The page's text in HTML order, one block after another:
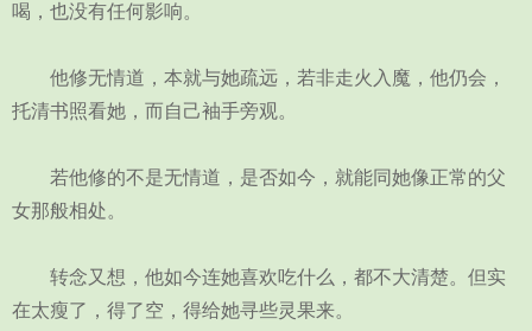
喝，也没有任何影响。
他修无情道，本就与她疏远，若非走火入魔，他仍会，
托清书照看她，而自己袖手旁观。
若他修的不是无情道，是否如今，就能同她像正常的父
女那般相处。
转念又想，他如今连她喜欢吃什么，都不大清楚。但实
在太瘦了，得了空，得给她寻些灵果来。